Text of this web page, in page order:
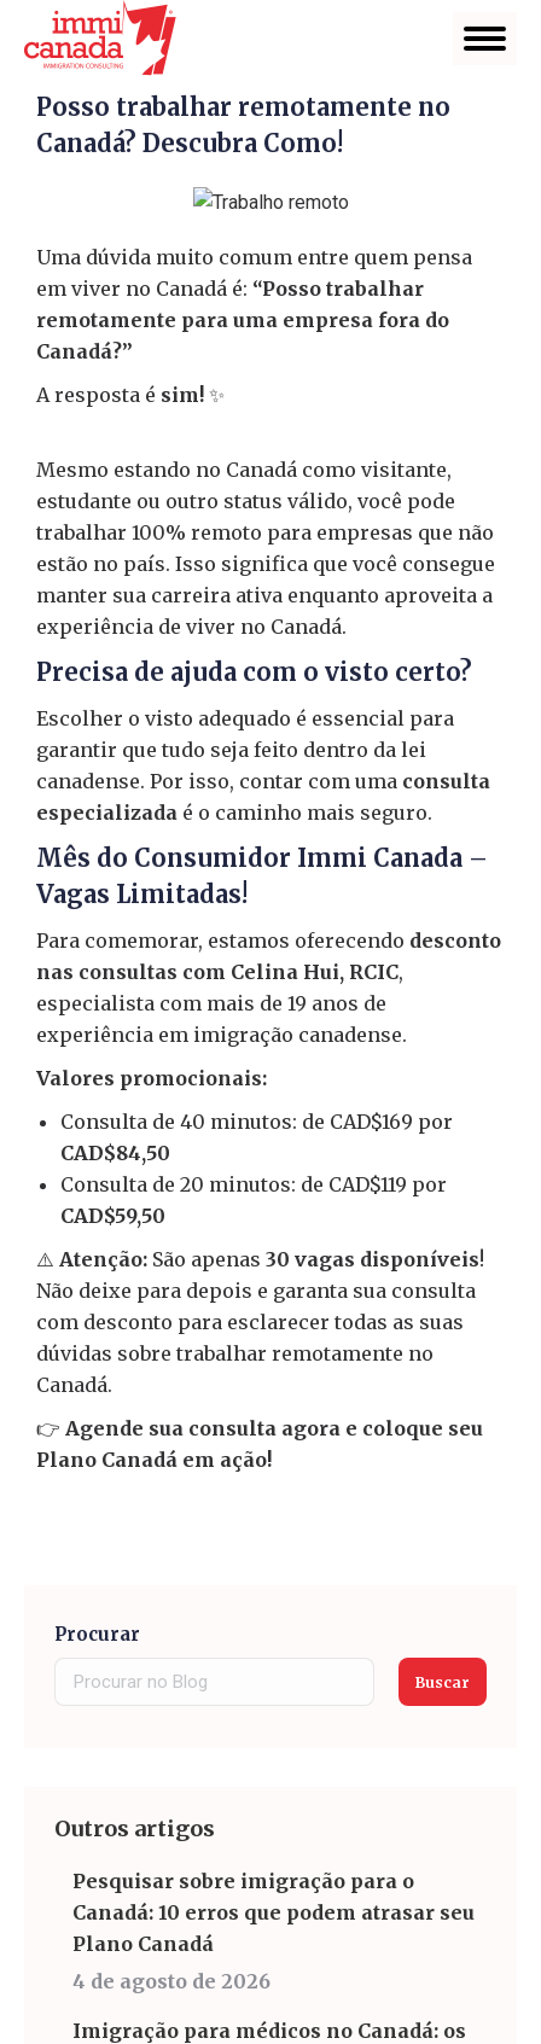
Posso trabalhar remotamente no
Canadá? Descubra Como!
Uma dúvida muito comum entre quem pensa
em viver no Canadá é: “Posso trabalhar
remotamente para uma empresa fora do
Canadá?”
A resposta é sim! ✨
Mesmo estando no Canadá como visitante,
estudante ou outro status válido, você pode
trabalhar 100% remoto para empresas que não
estão no país. Isso significa que você consegue
manter sua carreira ativa enquanto aproveita a
experiência de viver no Canadá.
Precisa de ajuda com o visto certo?
Escolher o visto adequado é essencial para
garantir que tudo seja feito dentro da lei
canadense. Por isso, contar com uma consulta
especializada é o caminho mais seguro.
Mês do Consumidor Immi Canada –
Vagas Limitadas!
Para comemorar, estamos oferecendo desconto
nas consultas com Celina Hui, RCIC,
especialista com mais de 19 anos de
experiência em imigração canadense.
Valores promocionais:
Consulta de 40 minutos: de CAD$169 por
CAD$84,50
Consulta de 20 minutos: de CAD$119 por
CAD$59,50
⚠️ Atenção: São apenas 30 vagas disponíveis!
Não deixe para depois e garanta sua consulta
com desconto para esclarecer todas as suas
dúvidas sobre trabalhar remotamente no
Canadá.
👉 Agende sua consulta agora e coloque seu
Plano Canadá em ação!
Procurar
Buscar
Outros artigos
Pesquisar sobre imigração para o
Canadá: 10 erros que podem atrasar seu
Plano Canadá
4 de agosto de 2026
Imigração para médicos no Canadá: os